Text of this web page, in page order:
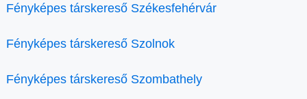
Fényképes társkereső Székesfehérvár
Fényképes társkereső Szolnok
Fényképes társkereső Szombathely